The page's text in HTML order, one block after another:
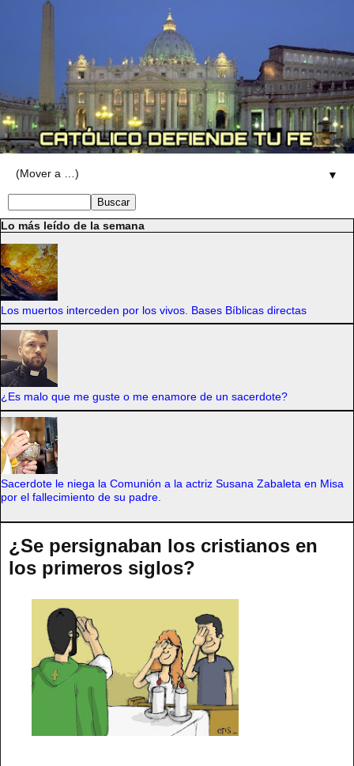
▼
Lo más leído de la semana
Los muertos interceden por los vivos. Bases Bíblicas directas
¿Es malo que me guste o me enamore de un sacerdote?
Sacerdote le niega la Comunión a la actriz Susana Zabaleta en Misa
por el fallecimiento de su padre.
¿Se persignaban los cristianos en
los primeros siglos?